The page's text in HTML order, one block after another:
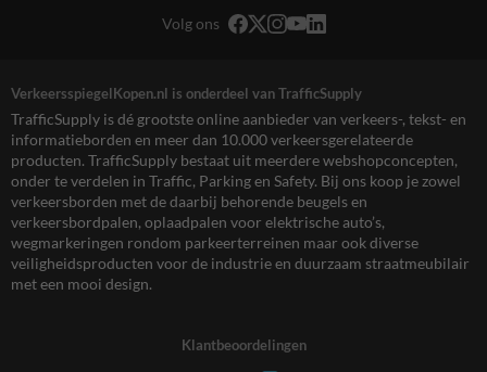
Volg ons
VerkeersspiegelKopen.nl is onderdeel van TrafficSupply
TrafficSupply is dé grootste online aanbieder van verkeers-, tekst- en
informatieborden en meer dan 10.000 verkeersgerelateerde
producten. TrafficSupply bestaat uit meerdere webshopconcepten,
onder te verdelen in Traffic, Parking en Safety. Bij ons koop je zowel
verkeersborden met de daarbij behorende beugels en
verkeersbordpalen, oplaadpalen voor elektrische auto’s,
wegmarkeringen rondom parkeerterreinen maar ook diverse
veiligheidsproducten voor de industrie en duurzaam straatmeubilair
met een mooi design.
Klantbeoordelingen